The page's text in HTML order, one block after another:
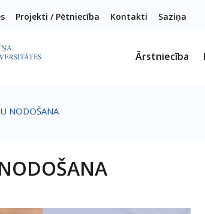
Projekti / Pētniecība Kontakti Saziņa
Ārstniecība
NODOŠANA